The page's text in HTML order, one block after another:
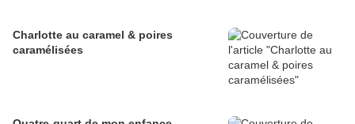
Charlotte au caramel & poires
caramélisées